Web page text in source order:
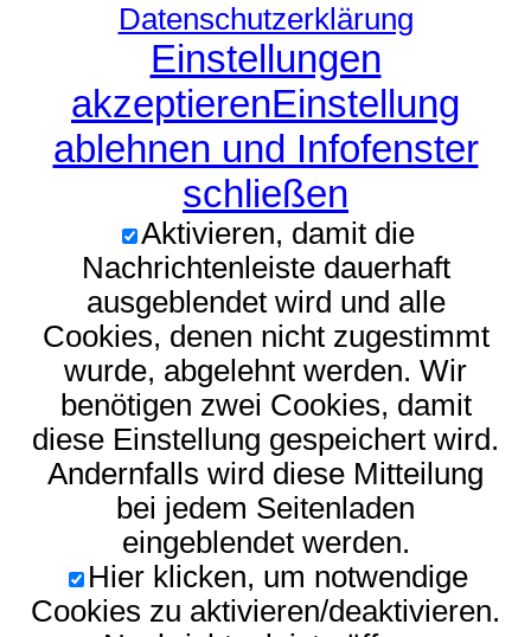
Datenschutzerklärung
Einstellungen
akzeptierenEinstellung
ablehnen und Infofenster
schließen
Aktivieren, damit die
Nachrichtenleiste dauerhaft
ausgeblendet wird und alle
Cookies, denen nicht zugestimmt
wurde, abgelehnt werden. Wir
benötigen zwei Cookies, damit
diese Einstellung gespeichert wird.
Andernfalls wird diese Mitteilung
bei jedem Seitenladen
eingeblendet werden.
Hier klicken, um notwendige
Cookies zu aktivieren/deaktivieren.